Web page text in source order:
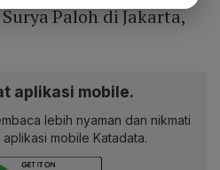
Paloh di Jakarta,
aplikasi mobile.
lebih nyaman dan nikmati
mobile Katadata.